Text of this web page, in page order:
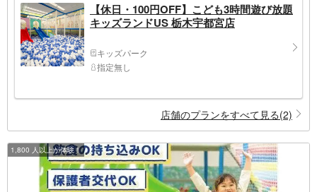
【休日・100円OFF】こども3時間遊び放題
キッズランドUS 栃木宇都宮店
キッズパーク
指定無し
店舗のプランをすべて見る(2)
1,800 人以上が体験！